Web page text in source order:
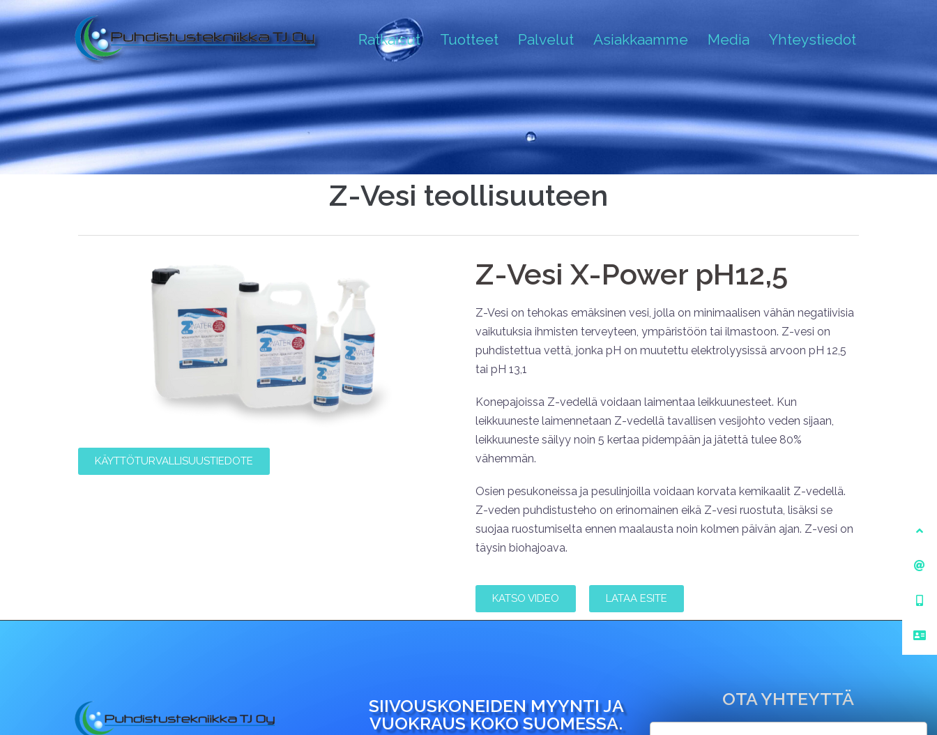
Ratkaisut Tuotteet Palvelut Asiakkaamme Media Yhteystiedot
Z-Vesi teollisuuteen
KÄYTTÖTURVALLISUUSTIEDOTE
Z-Vesi X-Power pH12,5
Z-Vesi on tehokas emäksinen vesi, jolla on minimaalisen vähän negatiivisia
vaikutuksia ihmisten terveyteen, ympäristöön tai ilmastoon. Z-vesi on
puhdistettua vettä, jonka pH on muutettu elektrolyysissä arvoon pH 12,5
tai pH 13,1
Konepajoissa Z-vedellä voidaan laimentaa leikkuunesteet. Kun
leikkuuneste laimennetaan Z-vedellä tavallisen vesijohto veden sijaan,
leikkuuneste säilyy noin 5 kertaa pidempään ja jätettä tulee 80%
vähemmän.
Osien pesukoneissa ja pesulinjoilla voidaan korvata kemikaalit Z-vedellä.
Z-veden puhdistusteho on erinomainen eikä Z-vesi ruostuta, lisäksi se
suojaa ruostumiselta ennen maalausta noin kolmen päivän ajan. Z-vesi on
täysin biohajoava.
KATSO VIDEO LATAA ESITE
SIIVOUSKONEIDEN MYYNTI JA
VUOKRAUS KOKO SUOMESSA.
OTA YHTEYTTÄ